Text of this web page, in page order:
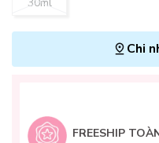
Chi
FREESHIP